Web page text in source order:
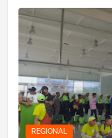
REGIONAL